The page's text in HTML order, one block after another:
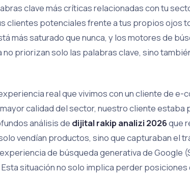
clave más críticas relacionadas con tu
clientes potenciales frente a tus propios ojos
más saturado que nunca, y los motores de
priorizan solo las palabras clave, sino
real que vivimos con un cliente de e-
calidad del sector, nuestro cliente estaba
análisis de dijital rakip analizi 2026que
vendían productos, sino que capturaban el
de búsqueda generativa de Google
situación no solo implica perder posiciones